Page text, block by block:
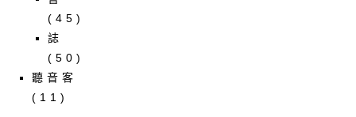
(45)
誌
(50)
聽音客
(11)